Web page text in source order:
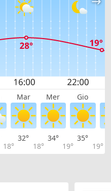
Mar Mer Gio
18°
32°
18°
34°
19°
35°
19°